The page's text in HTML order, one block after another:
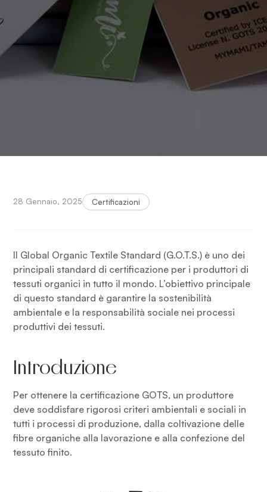
certificazione GOTS?
28 Gennaio, 2025 Certificazioni
Il Global Organic Textile Standard (G.O.T.S.) è uno dei
principali standard di certificazione per i produttori di
tessuti organici in tutto il mondo. L’obiettivo principale
di questo standard è garantire la sostenibilità
ambientale e la responsabilità sociale nei processi
produttivi dei tessuti.
Introduzione
Per ottenere la certificazione GOTS, un produttore
deve soddisfare rigorosi criteri ambientali e sociali in
tutti i processi di produzione, dalla coltivazione delle
fibre organiche alla lavorazione e alla confezione del
tessuto finito.